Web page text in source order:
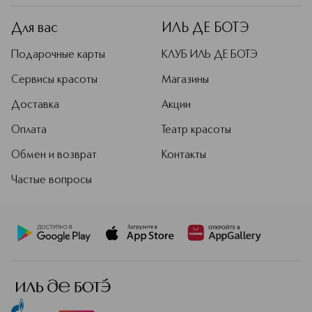
Для вас
Подарочные карты
Сервисы красоты
Доставка
Оплата
Обмен и возврат
Частые вопросы
ИЛЬ ДЕ БОТЭ
КЛУБ ИЛЬ ДЕ БОТЭ
Магазины
Акции
Театр красоты
Контакты